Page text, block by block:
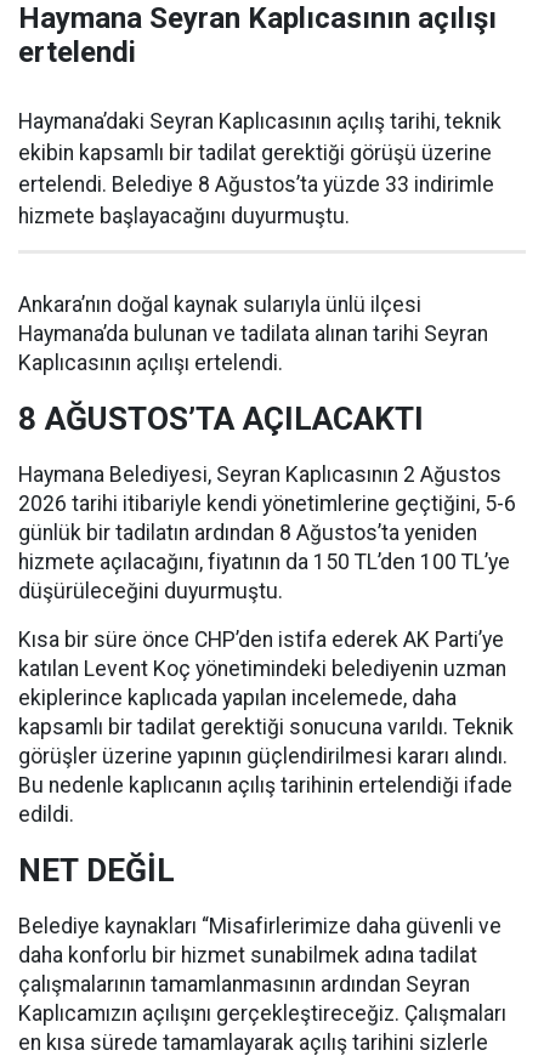
Haymana Seyran Kaplıcasının açılışı
ertelendi
Haymana’daki Seyran Kaplıcasının açılış tarihi, teknik
ekibin kapsamlı bir tadilat gerektiği görüşü üzerine
ertelendi. Belediye 8 Ağustos’ta yüzde 33 indirimle
hizmete başlayacağını duyurmuştu.
Ankara’nın doğal kaynak sularıyla ünlü ilçesi
Haymana’da bulunan ve tadilata alınan tarihi Seyran
Kaplıcasının açılışı ertelendi.
8 AĞUSTOS’TA AÇILACAKTI
Haymana Belediyesi, Seyran Kaplıcasının 2 Ağustos
2026 tarihi itibariyle kendi yönetimlerine geçtiğini, 5-6
günlük bir tadilatın ardından 8 Ağustos’ta yeniden
hizmete açılacağını, fiyatının da 150 TL’den 100 TL’ye
düşürüleceğini duyurmuştu.
Kısa bir süre önce CHP’den istifa ederek AK Parti’ye
katılan Levent Koç yönetimindeki belediyenin uzman
ekiplerince kaplıcada yapılan incelemede, daha
kapsamlı bir tadilat gerektiği sonucuna varıldı. Teknik
görüşler üzerine yapının güçlendirilmesi kararı alındı.
Bu nedenle kaplıcanın açılış tarihinin ertelendiği ifade
edildi.
NET DEĞİL
Belediye kaynakları “Misafirlerimize daha güvenli ve
daha konforlu bir hizmet sunabilmek adına tadilat
çalışmalarının tamamlanmasının ardından Seyran
Kaplıcamızın açılışını gerçekleştireceğiz. Çalışmaları
en kısa sürede tamamlayarak açılış tarihini sizlerle